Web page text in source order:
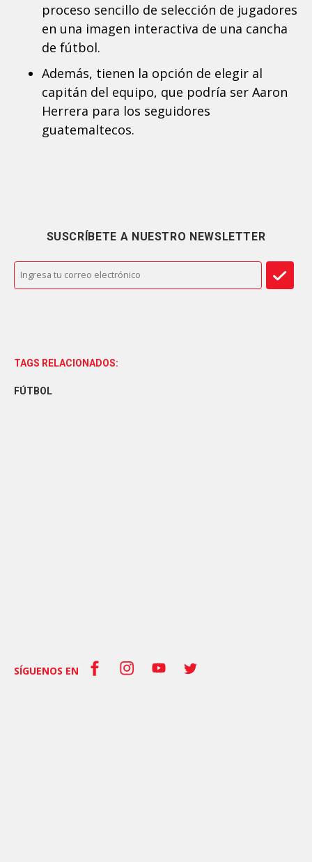
proceso sencillo de selección de jugadores
en una imagen interactiva de una cancha
de fútbol.
Además, tienen la opción de elegir al
capitán del equipo, que podría ser Aaron
Herrera para los seguidores
guatemaltecos.
SUSCRÍBETE A NUESTRO NEWSLETTER
TAGS RELACIONADOS:
FÚTBOL
SÍGUENOS EN